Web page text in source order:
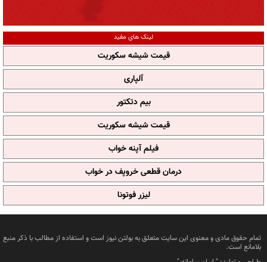
لینک های مفید
قیمت شیشه سکوریت
آلپاری
بیم دتکتور
قیمت شیشه سکوریت
فیلم آپنه خواب
درمان قطعی خروپف در خواب
لیزر فوتونا
تمام حقوق مادی و معنوی این سایت متعلق به بولتن نیوز است و استفاده از مطالب با ذکر منبع
بلامانع است.